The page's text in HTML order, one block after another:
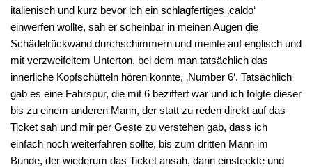
italienisch und kurz bevor ich ein schlagfertiges ‚caldo‘
einwerfen wollte, sah er scheinbar in meinen Augen die
Schädelrückwand durchschimmern und meinte auf englisch und
mit verzweifeltem Unterton, bei dem man tatsächlich das
innerliche Kopfschütteln hören konnte, ‚Number 6‘. Tatsächlich
gab es eine Fahrspur, die mit 6 beziffert war und ich folgte dieser
bis zu einem anderen Mann, der statt zu reden direkt auf das
Ticket sah und mir per Geste zu verstehen gab, dass ich
einfach noch weiterfahren sollte, bis zum dritten Mann im
Bunde, der wiederum das Ticket ansah, dann einsteckte und